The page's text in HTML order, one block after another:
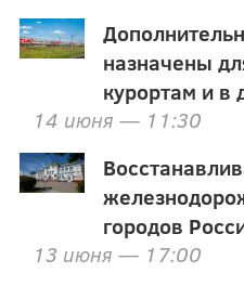
назначены
курортам и в
14 июня — 11:30
городов
13 июня — 17:00